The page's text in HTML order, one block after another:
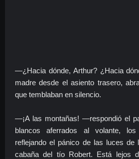
—¿Hacia dónde, Arthur? ¿Hacia
madre desde el asiento trasero,
que temblaban en silencio.
—¡A las montañas! —respondió el
blancos aferrados al volante,
reflejando el pánico de las luces
cabaña del tío Robert. Está lejos